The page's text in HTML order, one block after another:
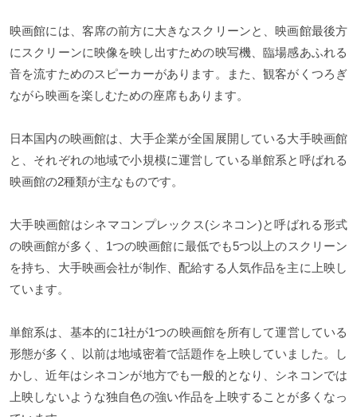
映画館には、客席の前方に大きなスクリーンと、映画館最後方
にスクリーンに映像を映し出すための映写機、臨場感あふれる
音を流すためのスピーカーがあります。また、観客がくつろぎ
ながら映画を楽しむための座席もあります。
日本国内の映画館は、大手企業が全国展開している大手映画館
と、それぞれの地域で小規模に運営している単館系と呼ばれる
映画館の2種類が主なものです。
大手映画館はシネマコンプレックス(シネコン)と呼ばれる形式
の映画館が多く、1つの映画館に最低でも5つ以上のスクリーン
を持ち、大手映画会社が制作、配給する人気作品を主に上映し
ています。
単館系は、基本的に1社が1つの映画館を所有して運営している
形態が多く、以前は地域密着で話題作を上映していました。し
かし、近年はシネコンが地方でも一般的となり、シネコンでは
上映しないような独自色の強い作品を上映することが多くなっ